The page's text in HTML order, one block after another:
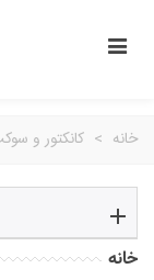
خانه > کانکتور و
خانه